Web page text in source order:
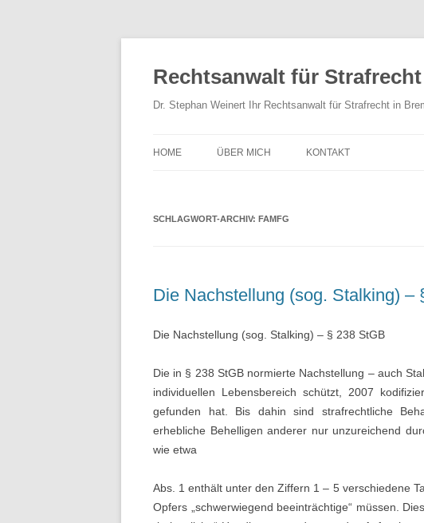
Rechtsanwalt für
Dr. Stephan Weinert Ihr Rechtsanwalt für Strafrecht in
HOME ÜBER MICH KONTAKT
SCHLAGWORT-ARCHIV: FAMFG
Die Nachstellung (sog. Stalking) –
Die Nachstellung (sog. Stalking) – § 238 StGB
Die in § 238 StGB normierte Nachstellung – auch
individuellen Lebensbereich schützt, 2007
gefunden hat. Bis dahin sind strafrechtliche
erhebliche Behelligen anderer nur unzureichend
wie etwa
Abs. 1 enthält unter den Ziffern 1 – 5 verschiedene
Opfers „schwerwiegend beeinträchtige“ müssen.